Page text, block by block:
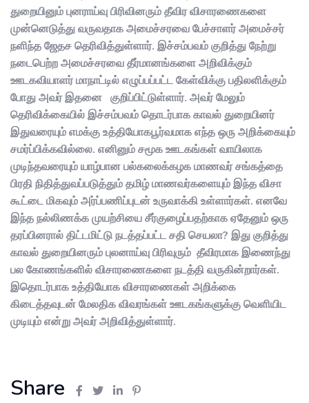
துறையினும் புனராய்வு பிரிவினரும் தீவிர விசாரணைகளை
முன்னெடுத்து வருவதாக அமைச்சரவை பேச்சாளர் அமைச்சர்
நளிந்த ஜேதச தெரிவித்துள்ளார். இச்சம்பவம் குறித்து நேற்று
நடைபெற்ற அமைச்சரவை தீர்மானங்களை அறிவிக்கும்
ஊடகவியாளர் மாநாட்டில் எழுப்பப்பட்ட கேள்விக்கு பதிலளிக்கும்
போது அவர் இதனை குறிப்பிட்டுள்ளார். அவர் மேலும்
தெரிவிக்கையில் இச்சம்பவம் தொடர்பாக காவல் துறையினர்
இதுவரையும் எமக்கு உத்தியோகபூர்வமாக எந்த ஒரு அறிக்கையும்
சமர்ப்பிக்கவில்லை. எனினும் சமூக ஊடகங்கள் வாயிலாக
முடிந்தவரையும் யாழ்பான பல்கலைக்கழக மாணவர் சங்கத்தை
பிரதி நிதித்துவப்படுத்தும் தமிழ் மாணவர்களையும் இந்த விசா
கூட்டை மிகவும் அர்ப்பணிப்புடன் உருவாக்கி உள்ளார்கள். எனவே
இந்த நல்லிணக்க முயற்சியை சீர்குழைப்பதற்காக ஏதேனும் ஒரு
தரப்பினரால் திட்டமிட்டு நடத்தப்பட்ட சதி செயலா? இது குறித்து
காவல் துறையினரும் புலனாய்வு பிரிவுரும் தீவிரமாக இணைந்து
பல கோணங்களில் விசாரணைகளை நடத்தி வருகின்றார்கள்.
இதொடர்பாக உத்தியோக விசாரணைகள் அறிக்கை
கிடைத்தவுடன் மேலதிக விவரங்கள் ஊடகங்களுக்கு வெளியிட
முடியும் என்று அவர் அறிவித்துள்ளார்.
Share